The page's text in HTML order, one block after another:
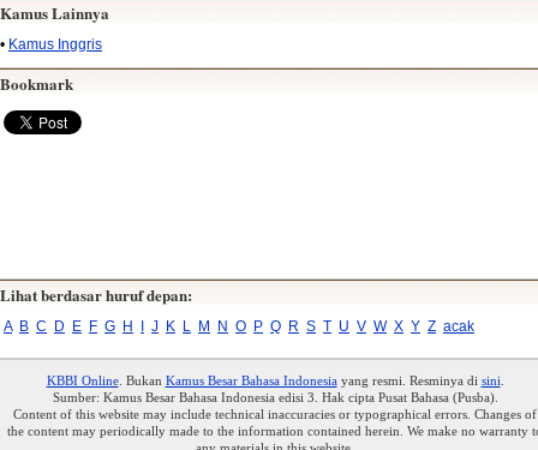
Kamus Lainnya
• Kamus Inggris
Bookmark
Lihat berdasar huruf depan:
A B C D E F G H J K L M N O P Q R S T U V W X Y Z acak
KBBI Online. Bukan Kamus Besar Bahasa Indonesiayang resmi. Resminya di sini
Sumber: Kamus Besar Bahasa Indonesia edisi 3. Hak cipta Pusat Bahasa (Pusba).
Content of this website may include technical inaccuracies or typographical errors. Changes of
the content may periodically made to the information contained herein. We make no warranty